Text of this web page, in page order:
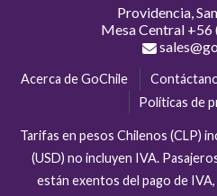
Providencia,
Mesa Central +56
Acerca de GoChile
Políticas de
Tarifas en pesos Chilenos (CLP)
(USD) no incluyen IVA.
están exentos del pago de